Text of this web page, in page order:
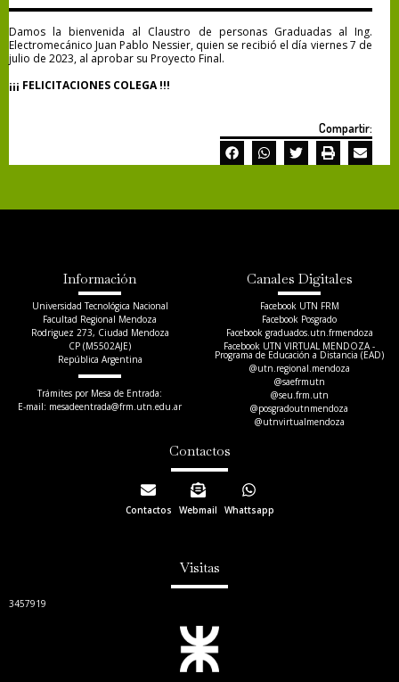
Damos la bienvenida al Claustro de personas Graduadas al Ing.
Electromecánico Juan Pablo Nessier, quien se recibió el día viernes 7 de
julio de 2023, al aprobar su Proyecto Final.
¡¡¡ FELICITACIONES COLEGA !!!
Compartir:
Información
Universidad Tecnológica Nacional
Facultad Regional Mendoza
Rodriguez 273, Ciudad Mendoza
CP (M5502AJE)
República Argentina
Trámites por Mesa de Entrada:
E-mail: mesadeentrada@frm.utn.edu.ar​
Canales Digitales
Facebook UTN FRM
Facebook Posgrado
Facebook graduados.utn.frmendoza
Facebook UTN VIRTUAL MENDOZA -
Programa de Educación a Distancia (EAD)
@utn.regional.mendoza
@saefrmutn
@seu.frm.utn
@posgradoutnmendoza
@utnvirtualmendoza
Contactos
Contactos Webmail Whattsapp
Visitas
3457919